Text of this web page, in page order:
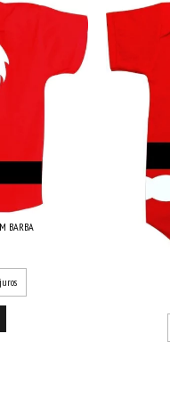
BARBA